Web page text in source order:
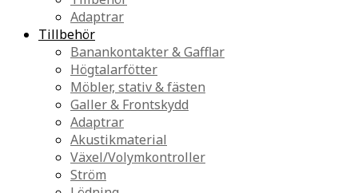
Adaptrar
Tillbehör
Banankontakter & Gafflar
Högtalarfötter
Möbler, stativ & fästen
Galler & Frontskydd
Adaptrar
Akustikmaterial
Växel/Volymkontroller
Ström